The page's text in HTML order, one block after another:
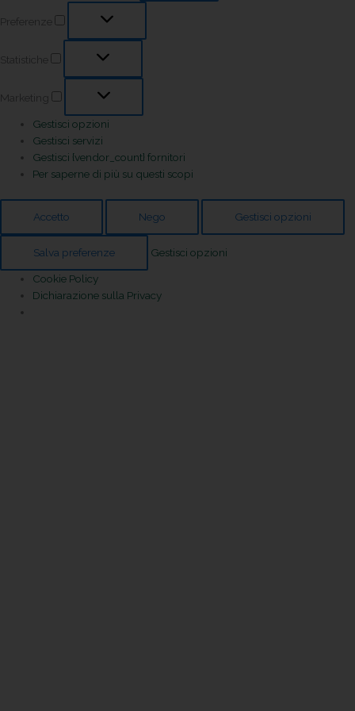
Preferenze
Statistiche
Marketing
Gestisci opzioni
Gestisci servizi
Gestisci {vendor_count} fornitori
Per saperne di più su questi scopi
Accetto Nego Gestisci opzioni
Salva preferenze Gestisci opzioni
Cookie Policy
Dichiarazione sulla Privacy